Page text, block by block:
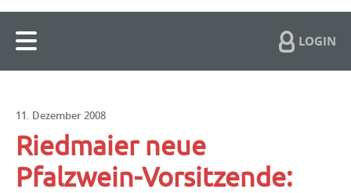
LOGIN
11. Dezember 2008
Riedmaier neue
Pfalzwein-Vorsitzende: